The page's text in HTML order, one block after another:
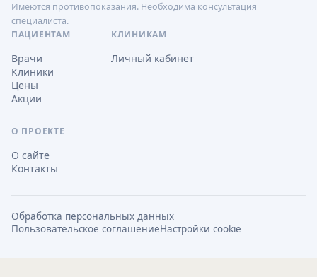
Имеются противопоказания. Необходима консультация
специалиста.
ПАЦИЕНТАМ
Врачи
Клиники
Цены
Акции
КЛИНИКАМ
Личный кабинет
О ПРОЕКТЕ
О сайте
Контакты
Обработка персональных данных
Пользовательское соглашениеНастройки cookie